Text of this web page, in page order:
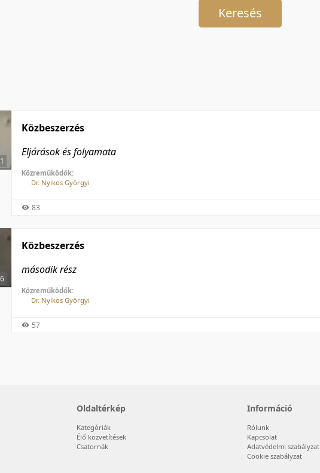
Keresés
Közbeszerzés
Eljárások és folyamata
Közreműködők:
Dr. Nyikos Györgyi
83
Közbeszerzés
második rész
Közreműködők:
Dr. Nyikos Györgyi
57
Oldaltérkép
Kategóriák
Élő közvetítések
Csatornák
Információ
Rólunk
Kapcsolat
Adatvédelmi szabályzat
Cookie szabályzat